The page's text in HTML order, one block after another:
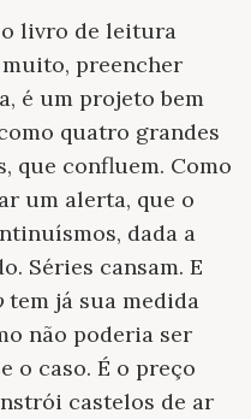
o livro de leitura
preencher
é um projeto bem
quatro grandes
que confluem. Como
um alerta, que o
dada a
Séries cansam. E
tem já sua medida
não poderia ser
o caso. É o preço
castelos de ar